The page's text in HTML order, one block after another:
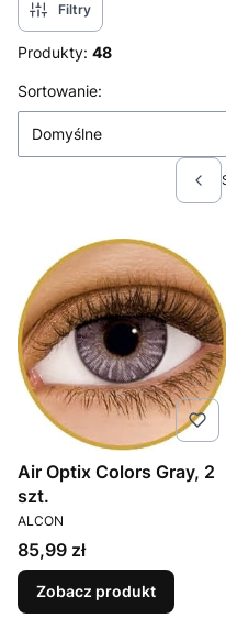
Filtry
Produkty: 48
Lista produktów
Sortowanie:
Domyślne
Air Optix Colors Gray, 2
szt.
PRODUCENT
ALCON
Cena
85,99 zł
Zobacz produkt